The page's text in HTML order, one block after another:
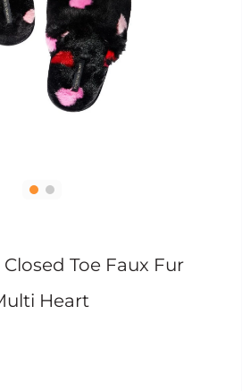
Toe Faux Fur
Heart